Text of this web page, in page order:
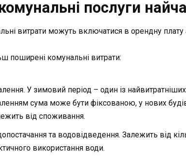
послуги
витрати можуть включатися в орендну
поширені комунальні витрати:
У зимовий період – один із
сума може бути фіксованою, у нових
від споживання.
та водовідведення. Залежить від
використання води.